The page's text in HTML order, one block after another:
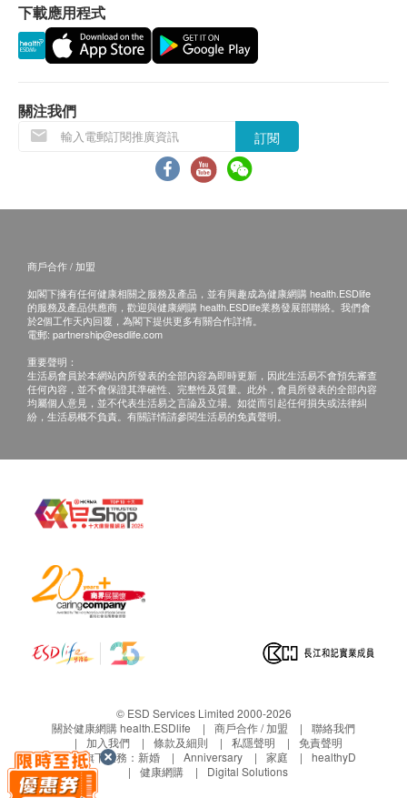
上。
擺風操控
一按即可流暢擺風。
不設高速轉動的扇葉。
清潔容易
不設風扇罩或扇葉。
底座直徑 / 連底盤︰ 150/230mm
環形放大器闊度︰ 190mm
Dyson用家服務中心
Dyson Owner Centre
旺角彌敦道625-639號雅蘭中心二期辦公室5樓
下載應用程式
關注我們
訂閱
商戶合作 / 加盟
如閣下擁有任何健康相關之服務及產品，並有興趣成為健康網購 health.ESDlife
的服務及產品供應商，歡迎與健康網購 health.ESDlife業務發展部聯絡。我們會
於2個工作天內回覆，為閣下提供更多有關合作詳情。
電郵: partnership@esdlife.com
重要聲明：
生活易會員於本網站內所發表的全部內容為即時更新，因此生活易不會預先審查
任何內容，並不會保證其準確性、完整性及質量。此外，會員所發表的全部內容
均屬個人意見，並不代表生活易之言論及立場。如從而引起任何損失或法律糾
紛，生活易概不負責。有關詳情請參閱生活易的免責聲明。
© ESD Services Limited 2000-2026
關於健康網購 health.ESDlife
商戶合作 / 加盟
聯絡我們
加入我們
條款及細則 私隱聲明
免責聲明
生活易旗下業務： 新婚 Anniversary 家庭
healthyD
健康網購
Digital Solutions